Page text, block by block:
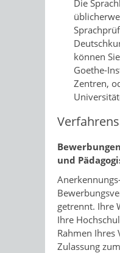
Die
können
Goethe-
Zentren,
und
getrennt. Ihre
Ihre
Rahmen Ihres
Zulassung